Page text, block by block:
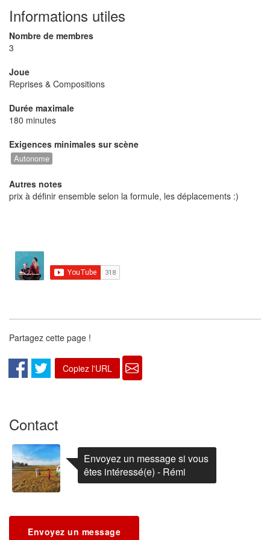
une présence scénique conviviale et humoristique
des membres du groupe. Vous ne serez pas déçus
Informations utiles
Nombre de membres
3
Joue
Reprises & Compositions
Durée maximale
180 minutes
Exigences minimales sur scène
Autonome
Autres notes
prix à définir ensemble selon la formule, les déplacements :)
Partagez cette page !
Copiez l'URL
Contact
Envoyez un message si vous
êtes intéressé(e) - Rémi
Envoyez un message